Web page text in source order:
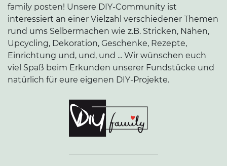
family posten! Unsere DIY-Community ist
interessiert an einer Vielzahl verschiedener Themen
rund ums Selbermachen wie z.B. Stricken, Nähen,
Upcycling, Dekoration, Geschenke, Rezepte,
Einrichtung und, und, und ... Wir wünschen euch
viel Spaß beim Erkunden unserer Fundstücke und
natürlich für eure eigenen DIY-Projekte.